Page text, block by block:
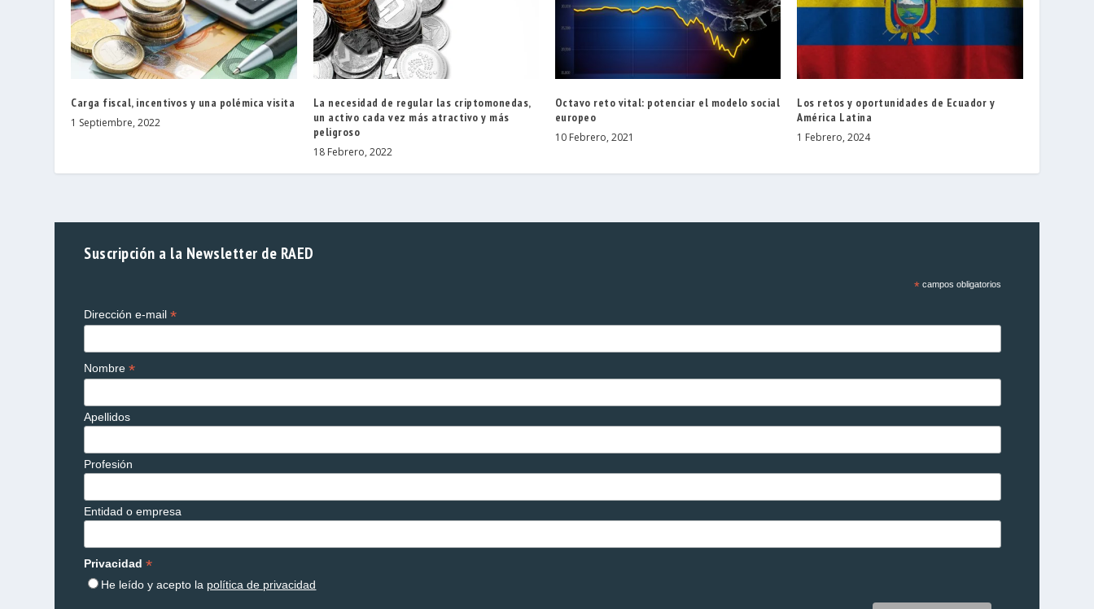
Carga fiscal, incentivos y una polémica visita
1 Septiembre, 2022
La necesidad de regular las criptomonedas,
un activo cada vez más atractivo y más
peligroso
18 Febrero, 2022
Octavo reto vital: potenciar el modelo social
europeo
10 Febrero, 2021
Los retos y oportunidades de Ecuador y
América Latina
1 Febrero, 2024
Suscripción a la Newsletter de RAED
*campos obligatorios
Dirección e-mail*
Nombre*
Apellidos
Profesión
Entidad o empresa
Privacidad*
He leído y acepto la política de privacidad